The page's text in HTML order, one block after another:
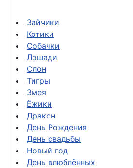
Зайчики
Котики
Собачки
Лошади
Слон
Тигры
Змея
Ёжики
Дракон
День Рождения
День свадьбы
Новый год
День влюблённых